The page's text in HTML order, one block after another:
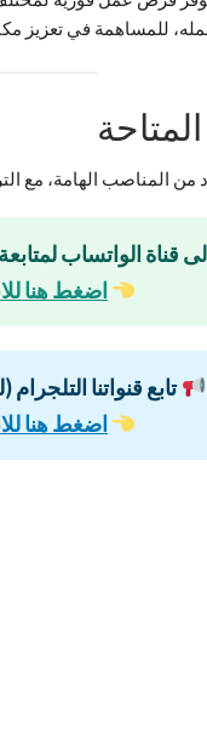
للمساهمة في تعزيز
المناصب الهامة، مع
قناة الواتساب
اضغط هنا
تابع قنواتنا
اضغط هنا